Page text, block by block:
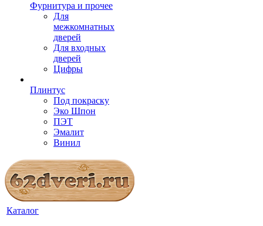
Фурнитура и прочее
Для
межкомнатных
дверей
Для входных
дверей
Цифры
Плинтус
Под покраску
Эко Шпон
ПЭТ
Эмалит
Винил
Каталог